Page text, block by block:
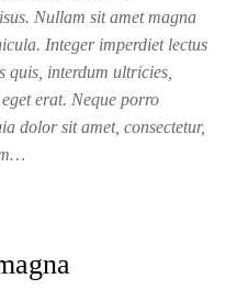
Nullam sit amet magna
Integer imperdiet lectus
quis, interdum ultricies,
erat. Neque porro
dolor sit amet, consectetur,